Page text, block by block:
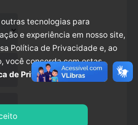
tecnologias para
e experiência em nosso site,
Política de Privacidade e, ao
você concorda com estas
de Privacidade.